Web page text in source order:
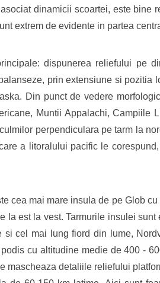
dinamicii scoartei, este bine
extrem de evidente in partea
dispunerea reliefului pe
prin extensiune si pozitia
Din punct de vedere
Muntii Appalachi, Campiile
perpendiculara pe tarm la
a litoralului pacific le
cea mai mare insula de pe Glob
est la vest. Tarmurile insulei
cel mai lung fiord din lume,
cu altitudine medie de 400 -
mascheaza detaliile reliefului